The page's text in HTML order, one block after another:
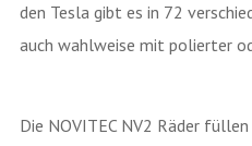
den Tesla gibt es in 72
auch wahlweise mit polierter
Die NOVITEC NV2 Räder